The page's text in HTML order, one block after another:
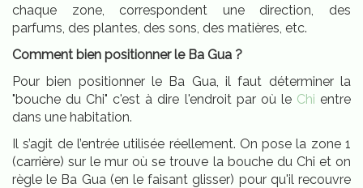
chaque zone, correspondent une direction, des
parfums, des plantes, des sons, des matières, etc.
Comment bien positionner le Ba Gua ?
Pour bien positionner le Ba Gua, il faut déterminer la
"bouche du Chi" c'est à dire l'endroit par où le Chi entre
dans une habitation.
Il s’agit de l’entrée utilisée réellement. On pose la zone 1
(carrière) sur le mur où se trouve la bouche du Chi et on
règle le Ba Gua (en le faisant glisser) pour qu'il recouvre